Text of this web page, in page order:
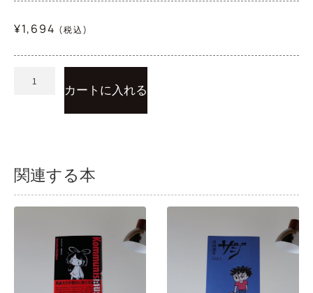
¥1,694 (税込)
カートに入れる
関連する本